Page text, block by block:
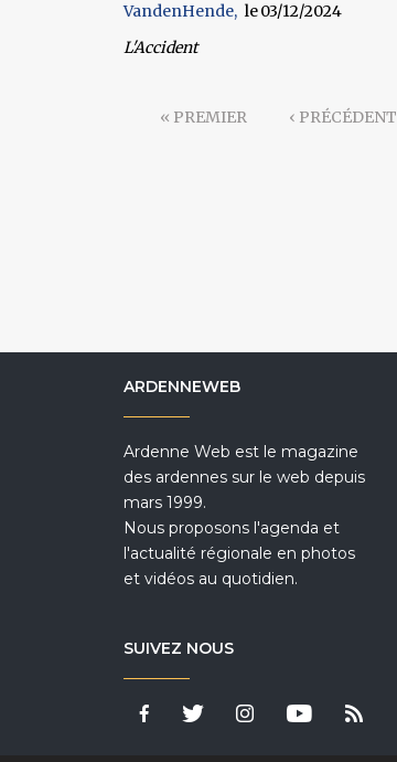
VandenHende
03/12/2024
L'Accident
« PREMIER ‹ PRÉCÉDENT
ARDENNEWEB
Ardenne Web est le magazine
des ardennes sur le web depuis
mars 1999.
Nous proposons l'agenda et
l'actualité régionale en photos
et vidéos au quotidien.
SUIVEZ NOUS